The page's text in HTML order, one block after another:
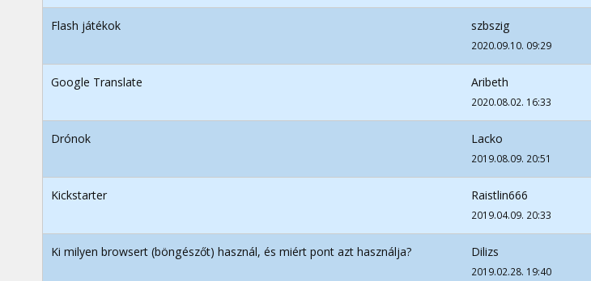
Flash játékok szbszig
2020.09.10. 09:29
Google Translate Aribeth
2020.08.02. 16:33
Drónok Lacko
2019.08.09. 20:51
Kickstarter Raistlin666
2019.04.09. 20:33
Ki milyen browsert (böngészőt) használ, és miért pont azt használja? Dilizs
2019.02.28. 19:40